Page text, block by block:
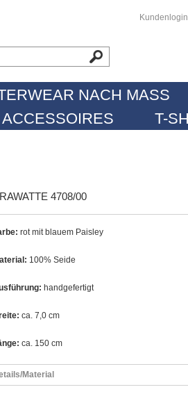
Kundenlogin
NACH MASS
ACCESSOIRES T-
4708/00
rot mit blauem Paisley
100% Seide
handgefertigt
ca. 7,0 cm
ca. 150 cm
Material